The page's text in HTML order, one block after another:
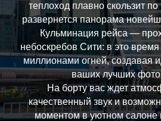
теплоход плавно скользит
развернется панорама
Кульминация рейса —
небоскребов Сити: в это
миллионами огней, создавая
ваших лучших
На борту вас ждет
качественный звук и
моментом в уютном салоне